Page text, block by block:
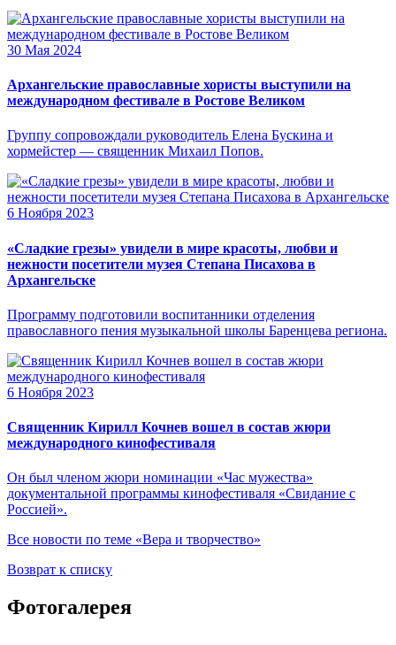
30 Мая 2024
Архангельские православные хористы выступили на
международном фестивале в Ростове Великом
Группу сопровождали руководитель Елена Бускина и
хормейстер — священник Михаил Попов.
6 Ноября 2023
«Сладкие грезы» увидели в мире красоты, любви и
нежности посетители музея Степана Писахова в
Архангельске
Программу подготовили воспитанники отделения
православного пения музыкальной школы Баренцева региона.
6 Ноября 2023
Священник Кирилл Кочнев вошел в состав жюри
международного кинофестиваля
Он был членом жюри номинации «Час мужества»
документальной программы кинофестиваля «Свидание с
Россией».
Все новости по теме «Вера и творчество»
Возврат к списку
Фотогалерея